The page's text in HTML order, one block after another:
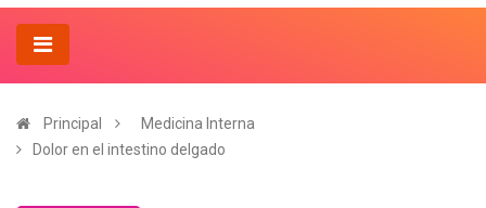
Principal
Medicina Interna
Dolor en el intestino delgado